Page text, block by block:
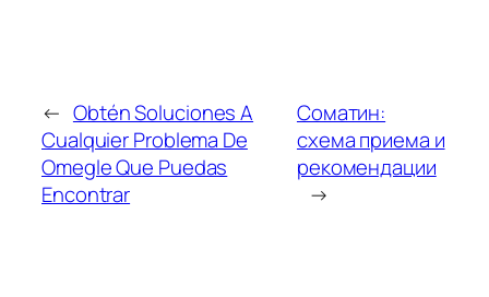
← Obtén Soluciones A
Cualquier Problema De
Omegle Que Puedas
Encontrar
Соматин:
схема приема и
рекомендации
→